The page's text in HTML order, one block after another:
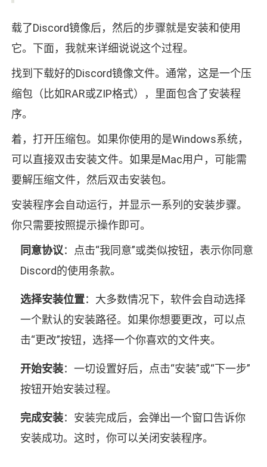
载了Discord镜像后，然后的步骤就是安装和使用
它。下面，我就来详细说说这个过程。
找到下载好的Discord镜像文件。通常，这是一个压
缩包（比如RAR或ZIP格式），里面包含了安装程
序。
着，打开压缩包。如果你使用的是Windows系统，
可以直接双击安装文件。如果是Mac用户，可能需
要解压缩文件，然后双击安装包。
安装程序会自动运行，并显示一系列的安装步骤。
你只需要按照提示操作即可。
同意协议：点击“我同意”或类似按钮，表示你同意
Discord的使用条款。
选择安装位置：大多数情况下，软件会自动选择
一个默认的安装路径。如果你想要更改，可以点
击“更改”按钮，选择一个你喜欢的文件夹。
开始安装：一切设置好后，点击“安装”或“下一步”
按钮开始安装过程。
完成安装：安装完成后，会弹出一个窗口告诉你
安装成功。这时，你可以关闭安装程序。